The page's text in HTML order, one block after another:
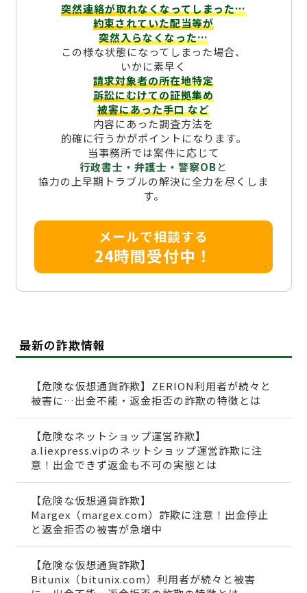
突然連絡が取れなくなってしまった…
約束されていた配当等が
突然入らなくなった…
この様な状態になってしまった場合、
いかに素早く
請求対象者の所在地特定
訴訟にむけての証拠集め
被害にあった手口など
内容にあった調査方法を
的確に行うかがポイントになります。
当事務所では案件に応じて
行政書士・弁護士・警察OBと
協力の上早期トラブルの解決に全力を尽くしま
す。
メールで相談する
24時間受付中！
最新の詐欺情報
【危険な仮想通貨詐欺】ZERION利用者が続々と
被害に…出金不能・返金拒否の詐欺の特徴とは
【危険なネットショップ運営詐欺】
a.liexpress.vipのネットショップ運営詐欺に注
意！出金できず返金も不可の実態とは
【危険な仮想通貨詐欺】
Margex（margex.com）詐欺に注意！出金停止
と返金拒否の被害が急増中
【危険な仮想通貨詐欺】
Bitunix（bitunix.com）利用者が続々と被害